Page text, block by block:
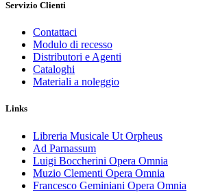
Servizio Clienti
Contattaci
Modulo di recesso
Distributori e Agenti
Cataloghi
Materiali a noleggio
Links
Libreria Musicale Ut Orpheus
Ad Parnassum
Luigi Boccherini Opera Omnia
Muzio Clementi Opera Omnia
Francesco Geminiani Opera Omnia